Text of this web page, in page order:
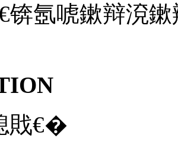
氬唬鏉辩渷鏉
戝€�